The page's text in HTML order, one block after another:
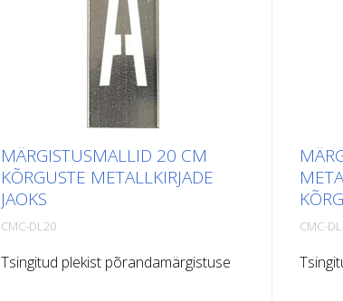
MÄRGISTUSMALLID 20 CM
KÕRGUSTE METALLKIRJADE
JAOKS
CMC-DL20
Tsingitud plekist põrandamärgistuse
CMC-